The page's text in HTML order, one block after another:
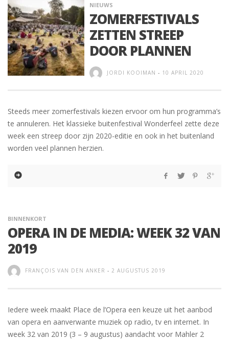
NIEUWS
ZOMERFESTIVALS
ZETTEN STREEP
DOOR PLANNEN
JORDI KOOIMAN - 10 APRIL 2020
Steeds meer zomerfestivals kiezen ervoor om hun programma’s
te annuleren. Het klassieke buitenfestival Wonderfeel zette deze
week een streep door zijn 2020-editie en ook in het buitenland
worden veel plannen herzien.
BINNENKORT
OPERA IN DE MEDIA: WEEK 32 VAN
2019
FRANÇOIS VAN DEN ANKER - 2 AUGUSTUS 2019
Iedere week maakt Place de l’Opera een keuze uit het aanbod
van opera en aanverwante muziek op radio, tv en internet. In
week 32 van 2019 (3 – 9 augustus) aandacht voor Mahler 2